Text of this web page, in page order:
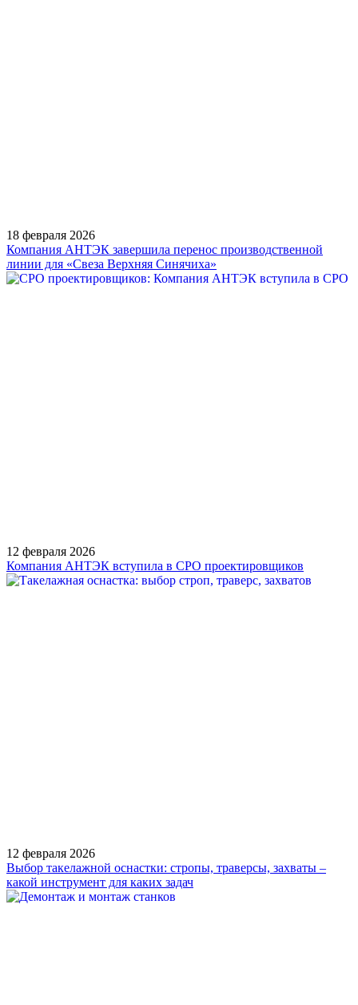
18 февраля 2026
Компания АНТЭК завершила перенос производственной
линии для «Свеза Верхняя Синячиха»
12 февраля 2026
Компания АНТЭК вступила в СРО проектировщиков
12 февраля 2026
Выбор такелажной оснастки: стропы, траверсы, захваты –
какой инструмент для каких задач